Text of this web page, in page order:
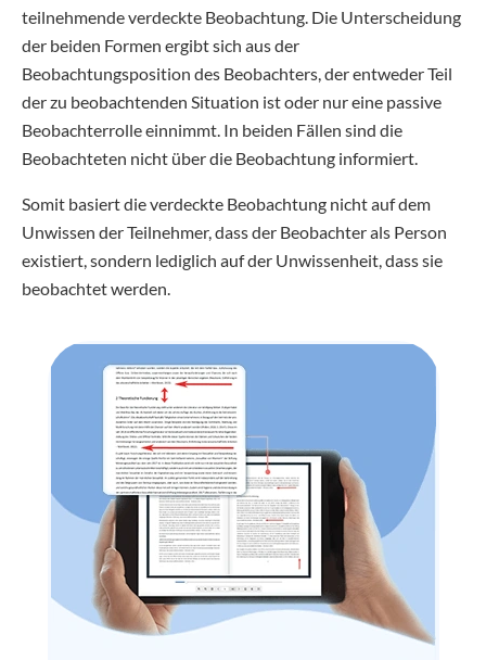
teilnehmende verdeckte Beobachtung. Die Unterscheidung
der beiden Formen ergibt sich aus der
Beobachtungsposition des Beobachters, der entweder Teil
der zu beobachtenden Situation ist oder nur eine passive
Beobachterrolle einnimmt. In beiden Fällen sind die
Beobachteten nicht über die Beobachtung informiert.
Somit basiert die verdeckte Beobachtung nicht auf dem
Unwissen der Teilnehmer, dass der Beobachter als Person
existiert, sondern lediglich auf der Unwissenheit, dass sie
beobachtet werden.